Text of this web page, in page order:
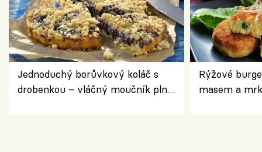
Jednoduchý borůvkový koláč s
drobenkou – vláčný moučník plný
Rýžové
masem a